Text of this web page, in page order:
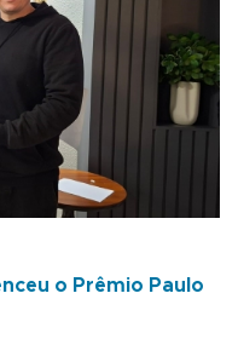
o Prêmio Paulo